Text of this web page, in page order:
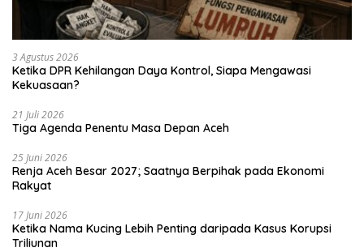
3 Agustus 2026
Ketika DPR Kehilangan Daya Kontrol, Siapa Mengawasi
Kekuasaan?
21 Juli 2026
Tiga Agenda Penentu Masa Depan Aceh
25 Juni 2026
Renja Aceh Besar 2027; Saatnya Berpihak pada Ekonomi
Rakyat
17 Juni 2026
Ketika Nama Kucing Lebih Penting daripada Kasus Korupsi
Triliunan